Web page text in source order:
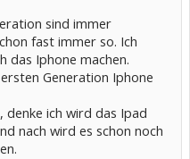
sind immer
fast immer so. Ich
das Iphone machen.
Generation Iphone
ich wird das Ipad
nach wird es schon noch